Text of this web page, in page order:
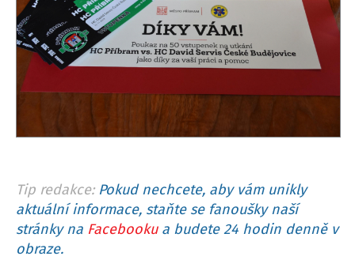
Tip redakce: Pokud nechcete, aby vám unikly
aktuální informace, staňte se fanoušky naší
stránky na Facebookua budete 24 hodin denně v
obraze.